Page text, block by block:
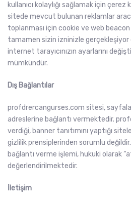
kullanıcı kolaylığı sağlamak için çerez
sitede mevcut bulunan reklamlar
toplanması için cookie ve web beacon
tamamen sizin izninizle gerçekleşiyor
internet tarayıcınızın ayarlarını
mümkündür.
Dış Bağlantılar
profdrercangurses.com sitesi,
adreslerine bağlantı vermektedir.
verdiği, banner tanıtımını yaptığı
gizlilik prensiplerinden sorumlu
bağlantı verme işlemi, hukuki olarak
değerlendirilmektedir.
İletişim